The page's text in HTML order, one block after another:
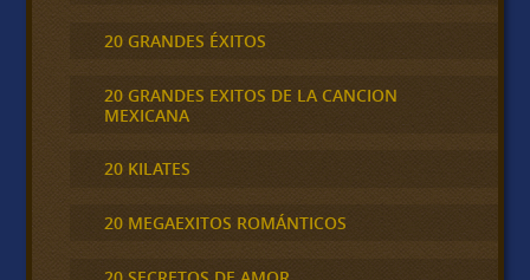
20 GRANDES ÉXITOS
20 GRANDES EXITOS DE LA CANCION
MEXICANA
20 KILATES
20 MEGAEXITOS ROMÁNTICOS